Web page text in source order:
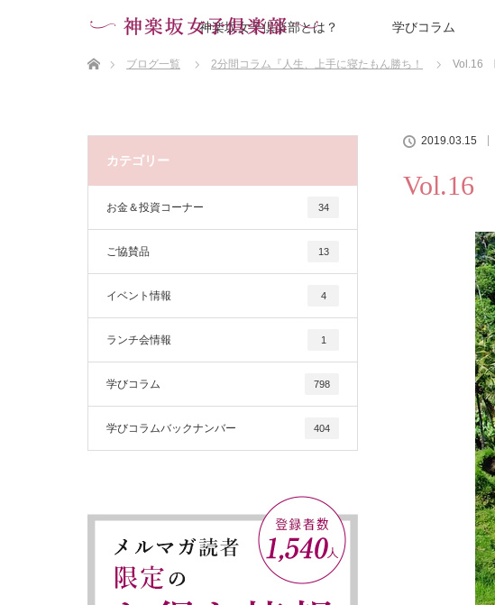
神楽坂女子倶楽部とは？ 学びコラム
ブログ一覧
2分間コラム『人生、上手に寝たもん勝ち！ Vol.16
2019.03.15
Vol.16
カテゴリー
お金＆投資コーナー 34
ご協賛品 13
イベント情報 4
ランチ会情報 1
学びコラム 798
学びコラムバックナンバー 404